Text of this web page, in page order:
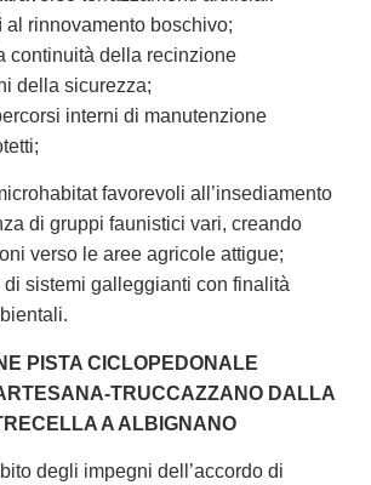
rinnovamento boschivo;
continuità della recinzione
della sicurezza;
interni di manutenzione
favorevoli all’insediamento
di gruppi faunistici vari, creando
verso le aree agricole attigue;
sistemi galleggianti con finalità
PISTA CICLOPEDONALE
TRUCCAZZANO DALLA
A ALBIGNANO
degli impegni dell’accordo di